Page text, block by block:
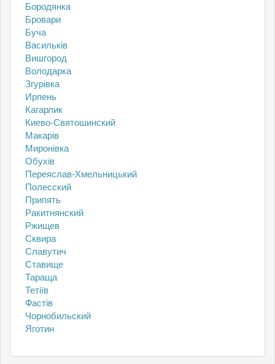
Бородянка
Бровари
Буча
Васильків
Вишгород
Володарка
Згурівка
Ирпень
Кагарлик
Киево-Святошинский
Макарів
Миронівка
Обухів
Переяслав-Хмельницький
Полесский
Припять
Ракитнянский
Ржищев
Сквира
Славутич
Ставище
Тараща
Тетіїв
Фастів
Чорнобильский
Яготин